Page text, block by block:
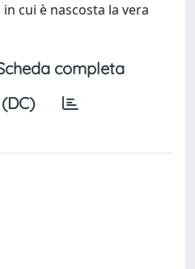
cui è nascosta la vera
completa